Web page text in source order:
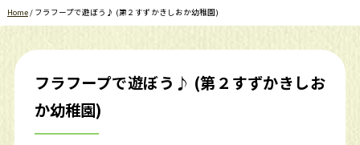
Home/ フラフープで遊ぼう♪ (第２すずかきしおか幼稚園)
フラフープで遊ぼう♪ (第２すずかきしお
か幼稚園)